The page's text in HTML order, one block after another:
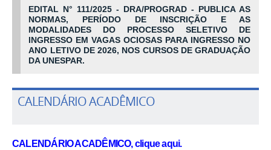
EDITAL N° 111/2025 - DRA/PROGRAD - PUBLICA AS
NORMAS, PERÍODO DE INSCRIÇÃO E AS
MODALIDADES DO PROCESSO SELETIVO DE
INGRESSO EM VAGAS OCIOSAS PARA INGRESSO NO
ANO LETIVO DE 2026, NOS CURSOS DE GRADUAÇÃO
DA UNESPAR.
CALENDÁRIO ACADÊMICO
CALENDÁRIO ACADÊMICO, clique aqui.